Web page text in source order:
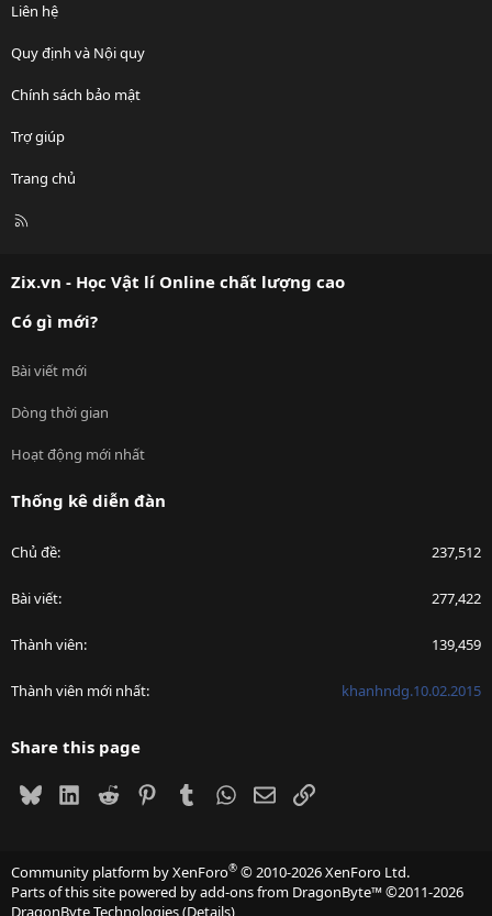
Liên hệ
Quy định và Nội quy
Chính sách bảo mật
Trợ giúp
Trang chủ
R
Zix.vn - Học Vật lí Online chất lượng cao
Có gì mới?
Bài viết mới
Dòng thời gian
Hoạt động mới nhất
Thống kê diễn đàn
Chủ đề 237,512
Bài viết 277,422
Thành viên 139,459
Thành viên mới nhất khanhndg.10.02.2015
Share this page
BlueskyLinkedIn
Reddit PinterestTumblrWhatsApp
EmailLink
Community platform by XenForo® © 2010-2026 XenForo Ltd.
Parts of this site powered byadd-ons from DragonByte™©2011-2026
DragonByte Technologies(Details)